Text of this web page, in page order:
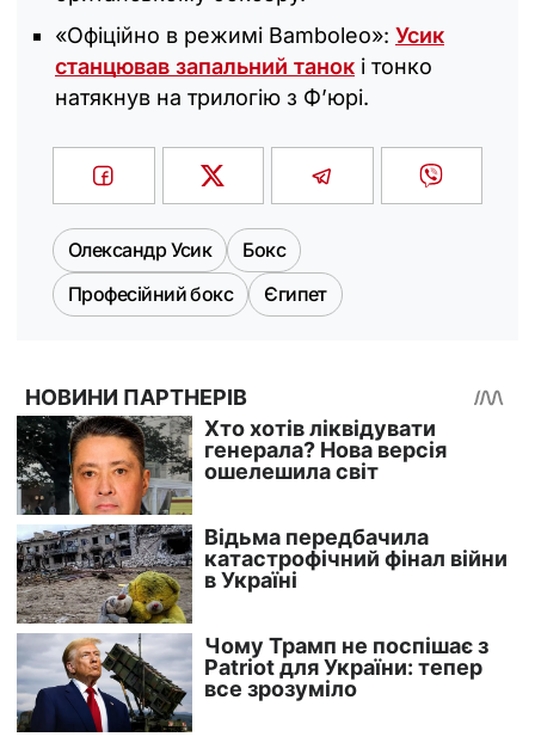
«Офіційно в режимі Bamboleo»: Усик
станцював запальний танок і тонко
натякнув на трилогію з Ф’юрі.
Олександр Усик
Бокс
Професійний бокс
Єгипет